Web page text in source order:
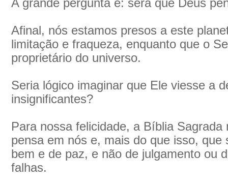
A grande pergunta é: será que Deus
Afinal, nós estamos presos a este
limitação e fraqueza, enquanto que o
proprietário do universo.
Seria lógico imaginar que Ele viesse a
insignificantes?
Para nossa felicidade, a Bíblia Sagrada
pensa em nós e, mais do que isso, que
bem e de paz, e não de julgamento ou
falhas.